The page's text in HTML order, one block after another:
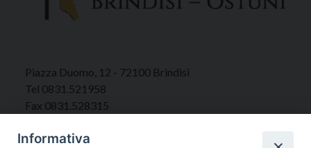
Piazza Duomo, 12 - 72100 Brindisi
Tel 0831.521958
Fax 0831.528315
Informativa